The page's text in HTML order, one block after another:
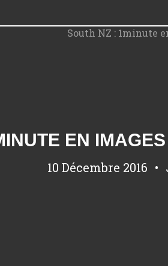
EN
10 Décembre 2016